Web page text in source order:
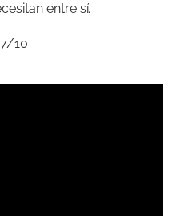
entre sí.
7/10